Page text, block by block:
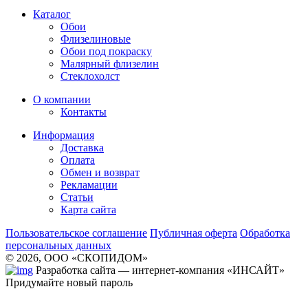
Каталог
Обои
Флизелиновые
Обои под покраску
Малярный флизелин
Стеклохолст
О компании
Контакты
Информация
Доставка
Оплата
Обмен и возврат
Рекламации
Статьи
Карта сайта
Пользовательское соглашение Публичная оферта Обработка
персональных данных
© 2026, ООО «СКОПИДОМ»
Разработка сайта — интернет-компания «ИНСАЙТ»
Придумайте новый пароль